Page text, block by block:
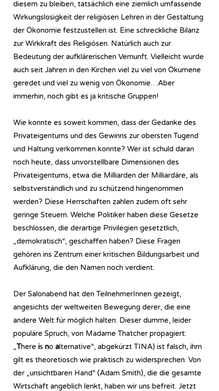
diesem zu bleiben, tatsächlich eine ziemlich umfassende
Wirkungslosigkeit der religiösen Lehren in der Gestaltung
der Ökonomie festzustellen ist. Eine schreckliche Bilanz
zur Wirkkraft des Religiösen. Natürlich auch zur
Bedeutung der aufklärerischen Vernunft. Vielleicht wurde
auch seit Jahren in den Kirchen viel zu viel von Ökumene
geredet und viel zu wenig von Ökonomie…Aber
immerhin, noch gibt es ja kritische Gruppen!
Wie konnte es soweit kommen, dass der Gedanke des
Privateigentums und des Gewinns zur obersten Tugend
und Haltung verkommen konnte? Wer ist schuld daran
noch heute, dass unvorstellbare Dimensionen des
Privateigentums, etwa die Milliarden der Milliardäre, als
selbstverständlich und zu schützend hingenommen
werden? Diese Herrschaften zahlen zudem oft sehr
geringe Steuern. Welche Politiker haben diese Gesetze
beschlossen, die derartige Privilegien gesetztlich,
„demokratisch“, geschaffen haben? Diese Fragen
gehören ins Zentrum einer kritischen Bildungsarbeit und
Aufklärung, die den Namen noch verdient.
Der Salonabend hat den TeilnehmerInnen gezeigt,
angesichts der weltweiten Bewegung derer, die eine
andere Welt für möglich halten: Dieser dumme, leider
populäre Spruch, von Madame Thatcher propagiert:
„There is no alternative“, abgekürzt TINA) ist falsch, ihm
gilt es theoretiosch wie praktisch zu widersprechen. Von
der „unsichtbaren Hand“ (Adam Smith), die die gesamte
Wirtschaft angeblich lenkt, haben wir uns befreit. Jetzt